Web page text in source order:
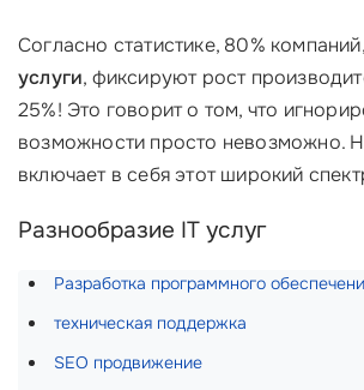
Согласно статистике, 80%
услуги, фиксируют рост
25%! Это говорит о том, что
возможности просто невозможно.
включает в себя этот широкий
Разнообразие IT услуг
Разработка программного
техническая поддержка
SEO продвижение